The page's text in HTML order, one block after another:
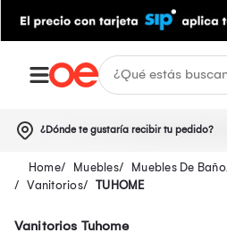
¿Dónde te gustaría recibir tu pedido?
Muebles Muebles De Baño
Vanitorios
TUHOME
Vanitorios Tuhome